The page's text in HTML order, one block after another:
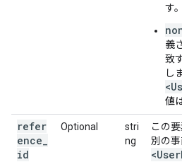
す。
義
致
し
値
refer
ence_
id
Optional
stri
ng
この
別の